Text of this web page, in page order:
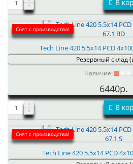
В
Снят с производства!
Tech Line 420 5.5x14 PCD
Резервный склад
Наличие:
6440р.
В
Снят с производства!
Tech Line 420 5.5x14 PCD